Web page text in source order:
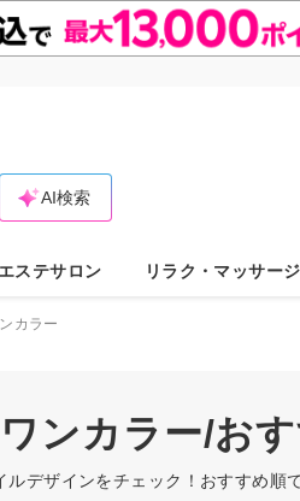
AI検索
エステサロン リラク・マッサー
カラー
ンカラー/お
デザインをチェック！おすすめ